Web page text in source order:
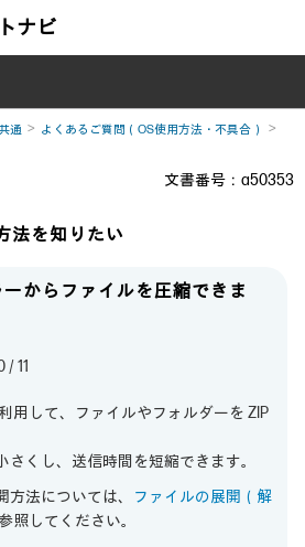
ナビ
通
よくあるご質問（OS使用方法・不具合）
文書番号：a50353
法を知りたい
からファイルを圧縮できま
/ 11
用して、ファイルやフォルダーを ZIP
くし、送信時間を短縮できます。
法については、
ファイルの展開（解
照してください。